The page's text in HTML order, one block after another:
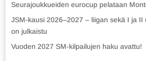
Seurajoukkueiden eurocup pelataan
JSM-kausi 2026–2027 – liigan sekä I ja II
on julkaistu
Vuoden 2027 SM-kilpailujen haku avattu!